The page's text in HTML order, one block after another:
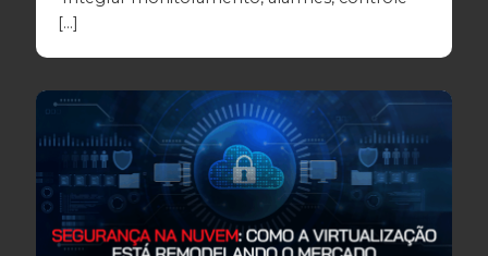
[…]